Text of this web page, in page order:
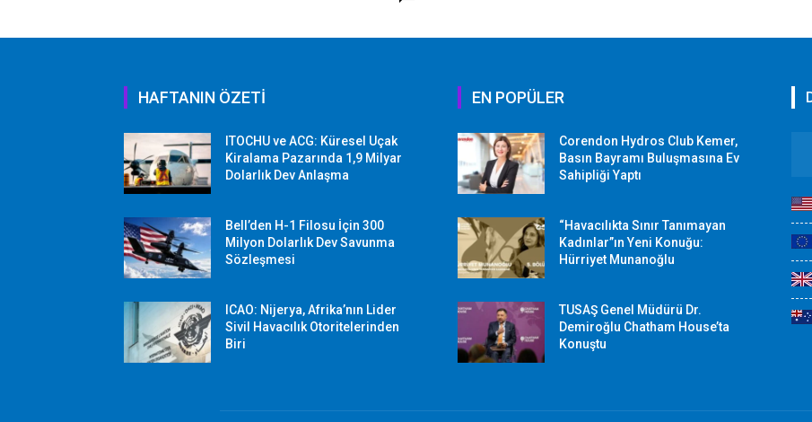
HAFTANIN ÖZETİ
ITOCHU ve ACG: Küresel Uçak
Kiralama Pazarında 1,9 Milyar
Dolarlık Dev Anlaşma
Bell’den H-1 Filosu İçin 300
Milyon Dolarlık Dev Savunma
Sözleşmesi
ICAO: Nijerya, Afrika’nın Lider
Sivil Havacılık Otoritelerinden
Biri
EN POPÜLER
Corendon Hydros Club Kemer,
Basın Bayramı Buluşmasına Ev
Sahipliği Yaptı
“Havacılıkta Sınır Tanımayan
Kadınlar”ın Yeni Konuğu:
Hürriyet Munanoğlu
TUSAŞ Genel Müdürü Dr.
Demiroğlu Chatham House’ta
Konuştu